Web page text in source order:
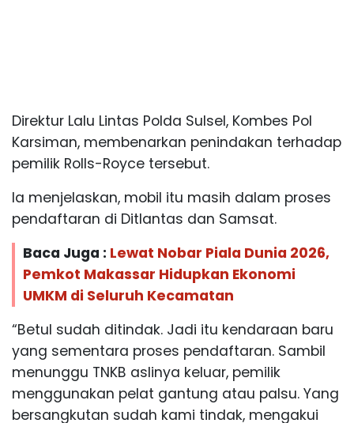
Direktur Lalu Lintas Polda Sulsel, Kombes Pol
Karsiman, membenarkan penindakan terhadap
pemilik Rolls-Royce tersebut.
Ia menjelaskan, mobil itu masih dalam proses
pendaftaran di Ditlantas dan Samsat.
Baca Juga : Lewat Nobar Piala Dunia 2026,
Pemkot Makassar Hidupkan Ekonomi
UMKM di Seluruh Kecamatan
“Betul sudah ditindak. Jadi itu kendaraan baru
yang sementara proses pendaftaran. Sambil
menunggu TNKB aslinya keluar, pemilik
menggunakan pelat gantung atau palsu. Yang
bersangkutan sudah kami tindak, mengakui